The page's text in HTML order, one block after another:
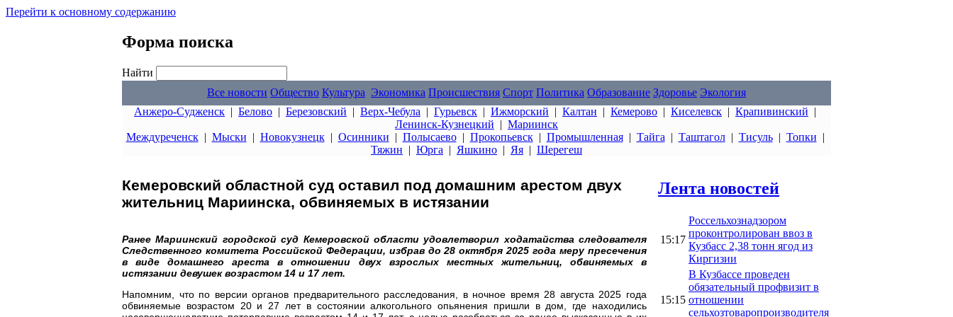
Перейти к основному содержанию
Форма поиска
Найти
Все новости Общество Культура Экономика Происшествия Спорт Политика Образование Здоровье Экология
Анжеро-Судженск | Белово | Березовский | Верх-Чебула | Гурьевск | Ижморский | Калтан | Кемерово | Киселевск | Крапивинский |
Ленинск-Кузнецкий | Мариинск
Междуреченск| Мыски | Новокузнецк| Осинники | Полысаево| Прокопьевск| Промышленная| Тайга | Таштагол| Тисуль| Топки |
Тяжин | Юрга | Яшкино | Яя | Шерегеш
Кемеровский областной суд оставил под домашним арестом двух
жительниц Мариинска, обвиняемых в истязании
Ранее Мариинский городской суд Кемеровской области удовлетворил ходатайства следователя
Следственного комитета Российской Федерации, избрав до 28 октября 2025 года меру пресечения
в виде домашнего ареста в отношении двух взрослых местных жительниц, обвиняемых в
истязании девушек возрастом 14 и 17 лет.
Напомним, что по версии органов предварительного расследования, в ночное время 28 августа 2025 года
обвиняемые возрастом 20 и 27 лет в состоянии алкогольного опьянения пришли в дом, где находились
Лента новостей
15:17
Россельхознадзором
проконтролирован ввоз в
Кузбасс 2,38 тонн ягод из
Киргизии
15:15
В Кузбассе проведен
обязательный профвизит в
отношении
сельхозтоваропроизводителя